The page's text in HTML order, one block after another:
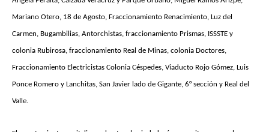
Mariano Otero, 18 de Agosto, Fraccionamiento Renacimiento, Luz del
Carmen, Bugambilias, Antorchistas, fraccionamiento Prismas, ISSSTE y
colonia Rubirosa, fraccionamiento Real de Minas, colonia Doctores,
Fraccionamiento Electricistas Colonia Céspedes, Viaducto Rojo Gómez, Luis
Ponce Romero y Lanchitas, San Javier lado de Gigante, 6° sección y Real del
Valle.